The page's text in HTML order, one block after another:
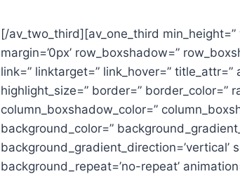
[/av_two_third][av_one_third
margin=’0px’ row_boxshadow=”
link=” linktarget=” link_hover=” title_attr=”
highlight_size=” border=” border_color=”
column_boxshadow_color=”
background_color=”
background_gradient_direction=’vertical’
background_repeat=’no-repeat’